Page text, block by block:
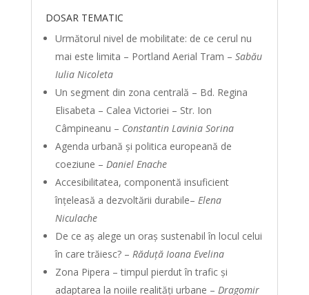
DOSAR TEMATIC
Următorul nivel de mobilitate: de ce cerul nu
mai este limita – Portland Aerial Tram – Sabău
Iulia Nicoleta
Un segment din zona centrală – Bd. Regina
Elisabeta – Calea Victoriei – Str. Ion
Câmpineanu – Constantin Lavinia Sorina
Agenda urbană și politica europeană de
coeziune – Daniel Enache
Accesibilitatea, componentă insuficient
înțeleasă a dezvoltării durabile– Elena
Niculache
De ce aș alege un oraș sustenabil în locul celui
în care trăiesc? – Răduță Ioana Evelina
Zona Pipera – timpul pierdut în trafic și
adaptarea la noiile realități urbane – Dragomir